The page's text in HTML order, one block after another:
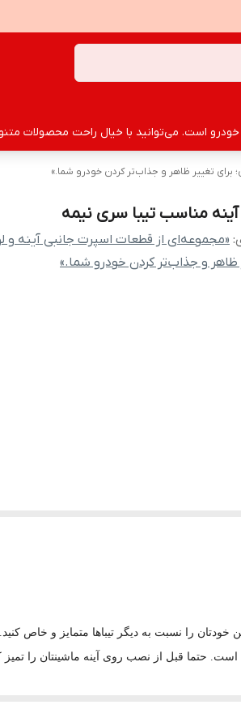
است. می‌توانید با خیال راحت محصولات
تغییر ظاهر و جذاب‌تر کردن خودرو شما.»
مناسب تیبا سری نیمه
: «مجموعه‌ای از قطعات اسپرت جانبی آینه و
ظاهر و جذاب‌تر کردن خودرو شما.»
قبل از نصب روی آینه ماشینتان را تمیز